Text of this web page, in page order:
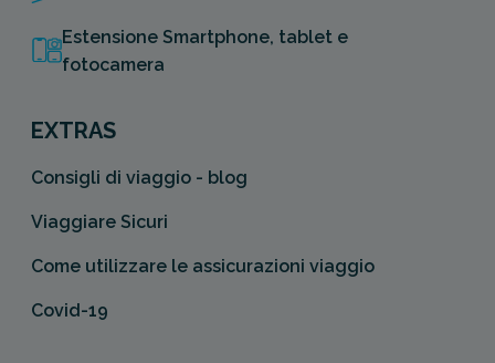
Estensione Smartphone, tablet e
fotocamera
EXTRAS
Consigli di viaggio - blog
Viaggiare Sicuri
Come utilizzare le assicurazioni viaggio
Covid-19